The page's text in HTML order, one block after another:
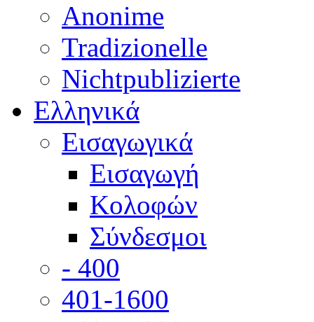
Anonime
Tradizionelle
Nichtpublizierte
Ελληνικά
Εισαγωγικά
Εισαγωγή
Κολοφών
Σύνδεσμοι
- 400
401-1600